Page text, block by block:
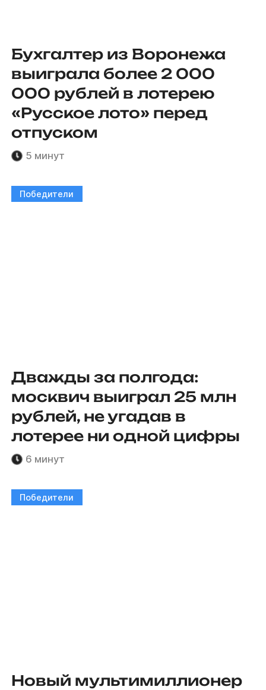
Бухгалтер из Воронежа
выиграла более 2 000
000 рублей в лотерею
«Русское лото» перед
отпуском
5 минут
Победители
Дважды за полгода:
москвич выиграл 25 млн
рублей, не угадав в
лотерее ни одной цифры
6 минут
Победители
Новый мультимиллионер